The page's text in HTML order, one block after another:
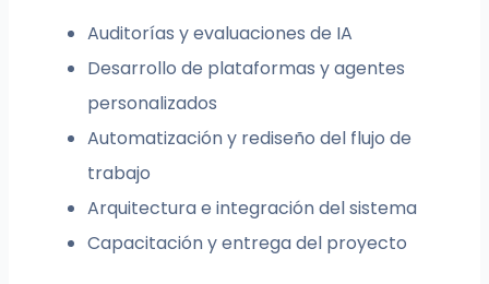
Auditorías y evaluaciones de IA
Desarrollo de plataformas y agentes
personalizados
Automatización y rediseño del flujo de
trabajo
Arquitectura e integración del sistema
Capacitación y entrega del proyecto